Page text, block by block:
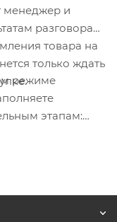
менеджер и
разговора
товара на
только ждать
режиме
этапам: